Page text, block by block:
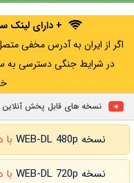
+ دارای لینک
در شرایط جنگی دسترسی به
نسخه های قابل پخش آنلاین
نسخه WEB-DL 480p
نسخه WEB-DL 720p